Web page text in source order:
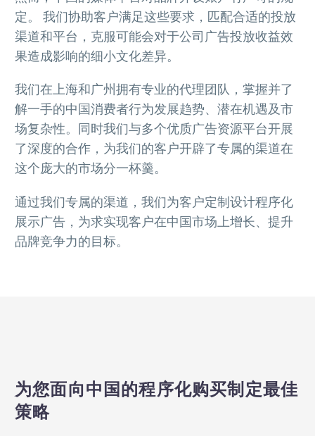
定。
我们协助客户满足这些要求，匹配合适的投放
渠道和平台，克服可能会对于公司广告投放收益效
果造成影响的细小文化差异。
我们在上海和广州拥有专业的代理团队，掌握并了
解一手的中国消费者行为发展趋势、潜在机遇及市
场复杂性。同时我们与多个优质广告资源平台开展
了深度的合作，为我们的客户开辟了专属的渠道在
这个庞大的市场分一杯羹。
通过我们专属的渠道，我们为客户定制设计程序化
展示广告，为求实现客户在中国市场上增长、提升
品牌竞争力的目标。
为您面向中国的程序化购买制定最佳
策略